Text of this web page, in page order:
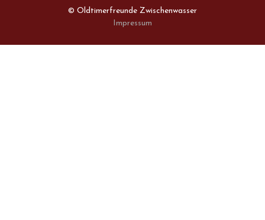
© Oldtimerfreunde Zwischenwasser
Impressum